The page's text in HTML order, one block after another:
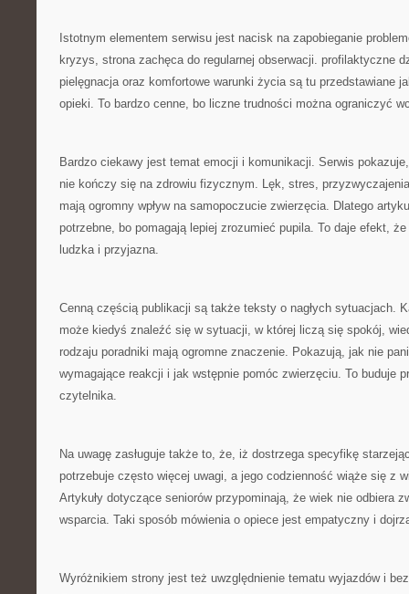
Istotnym elementem serwisu jest nacisk na zapobieganie
kryzys, strona zachęca do regularnej obserwacji. profilaktyczne
pielęgnacja oraz komfortowe warunki życia są tu przedstawiane
opieki. To bardzo cenne, bo liczne trudności można ograniczyć
Bardzo ciekawy jest temat emocji i komunikacji. Serwis
nie kończy się na zdrowiu fizycznym. Lęk, stres,
mają ogromny wpływ na samopoczucie zwierzęcia. Dlatego
potrzebne, bo pomagają lepiej zrozumieć pupila. To daje efekt,
ludzka i przyjazna.
Cenną częścią publikacji są także teksty o nagłych sytuacjach.
może kiedyś znaleźć się w sytuacji, w której liczą się spokój,
rodzaju poradniki mają ogromne znaczenie. Pokazują, jak nie
wymagające reakcji i jak wstępnie pomóc zwierzęciu. To buduje
czytelnika.
Na uwagę zasługuje także to, że, iż dostrzega specyfikę
potrzebuje często więcej uwagi, a jego codzienność wiąże się z
Artykuły dotyczące seniorów przypominają, że wiek nie odbiera
wsparcia. Taki sposób mówienia o opiece jest empatyczny i
Wyróżnikiem strony jest też uwzględnienie tematu wyjazdów i